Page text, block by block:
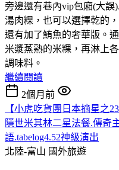
旁邊還有巷內vip包廂(大誤
湯肉粿，也可以選擇乾的
還有加了鮪魚的奢華版。
米漿蒸熟的米粿，再淋上
調味料。
繼續閱讀
2個月前
【小虎吃貨團日本摘星之
隱世米其林二星法餐.傳奇
語.tabelog4.52神級演出
北陸-富山 國外旅遊